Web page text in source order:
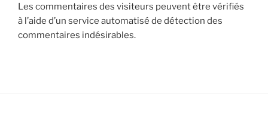
Les commentaires des visiteurs peuvent être vérifiés
à l’aide d’un service automatisé de détection des
commentaires indésirables.